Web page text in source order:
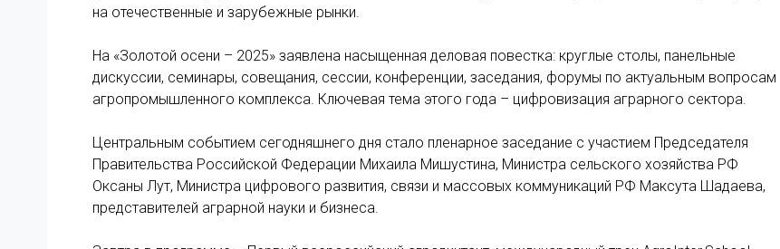
на отечественные и зарубежные рынки.
На «Золотой осени – 2025» заявлена насыщенная деловая повестка: круглые столы, панельные
дискуссии, семинары, совещания, сессии, конференции, заседания, форумы по актуальным вопросам
агропромышленного комплекса. Ключевая тема этого года – цифровизация аграрного сектора.
Центральным событием сегодняшнего дня стало пленарное заседание с участием Председателя
Правительства Российской Федерации Михаила Мишустина, Министра сельского хозяйства РФ
Оксаны Лут, Министра цифрового развития, связи и массовых коммуникаций РФ Максута Шадаева,
представителей аграрной науки и бизнеса.